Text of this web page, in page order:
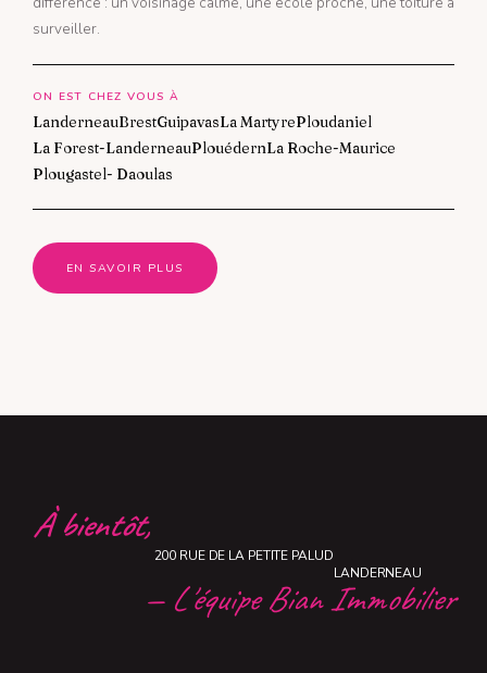
surveiller.
ON EST CHEZ VOUS À
LanderneauBrestGuipavasLa MartyrePloudaniel
La Forest-LanderneauPlouédernLa Roche-Maurice
Plougastel- Daoulas
EN SAVOIR PLUS
À bientôt,
200 RUE DE LA PETITE PALUD
LANDERNEAU
— L'équipe Bian Immobilier